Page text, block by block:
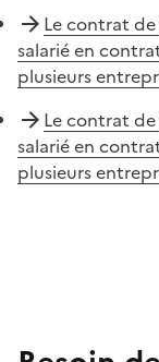
Le contrat de
salarié en
plusieurs
Le contrat de
salarié en
plusieurs